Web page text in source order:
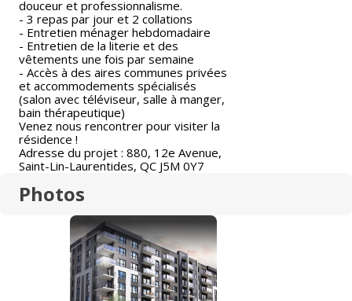
douceur et professionnalisme.
- 3 repas par jour et 2 collations
- Entretien ménager hebdomadaire
- Entretien de la literie et des
vêtements une fois par semaine
- Accès à des aires communes privées
et accommodements spécialisés
(salon avec téléviseur, salle à manger,
bain thérapeutique)
Venez nous rencontrer pour visiter la
résidence !
Adresse du projet : 880, 12e Avenue,
Saint-Lin-Laurentides, QC J5M 0Y7
Photos